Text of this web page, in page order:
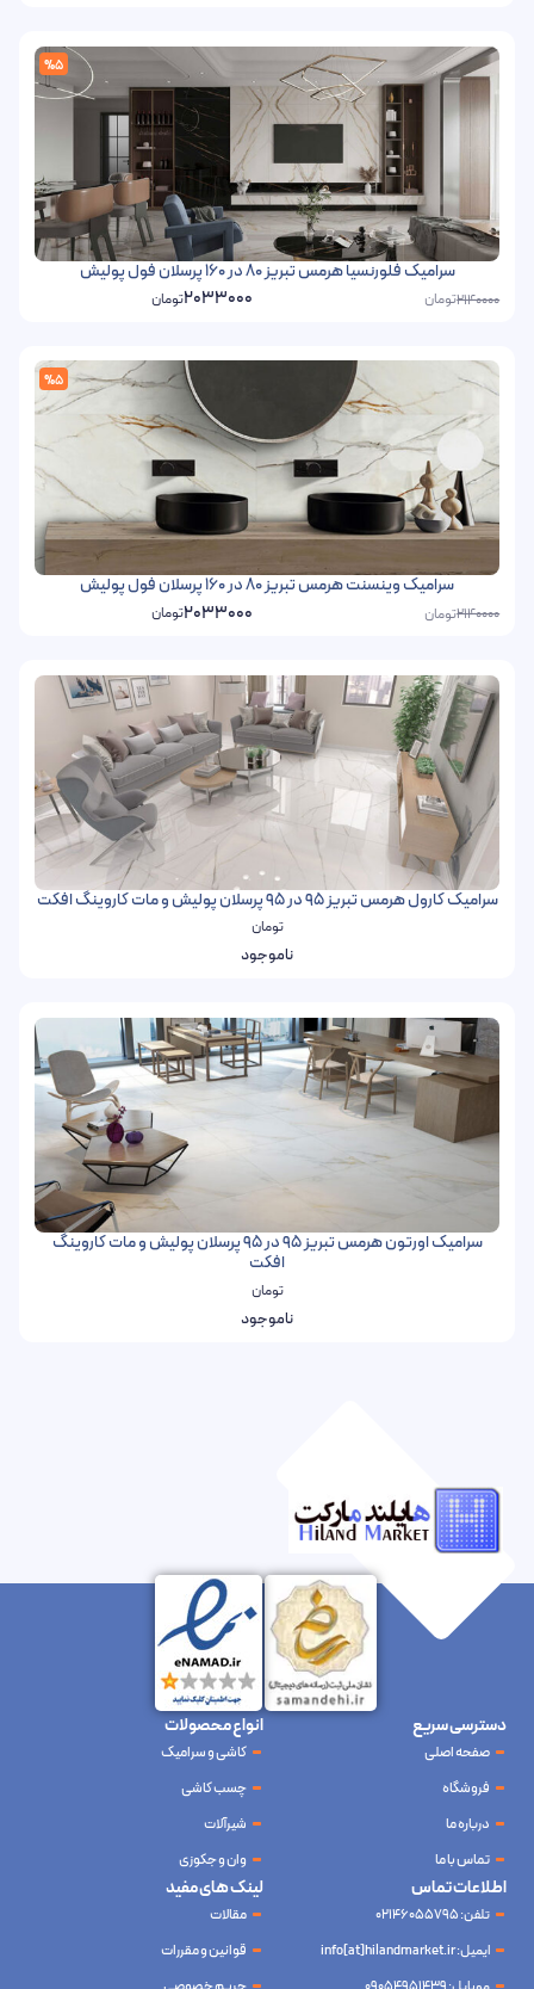
%5
سرامیک فلورنسیا هرمس تبریز 80 در 160 پرسلان فول پولیش
2140000تومان 2033000تومان
%5
سرامیک وینسنت هرمس تبریز 80 در 160 پرسلان فول پولیش
2140000تومان 2033000تومان
سرامیک کارول هرمس تبریز 95 در 95 پرسلان پولیش و مات کاروینگ افکت
تومان
ناموجود
سرامیک اورتون هرمس تبریز 95 در 95 پرسلان پولیش و مات کاروینگ
افکت
تومان
ناموجود
دسترسی سریع
صفحه اصلی
فروشگاه
درباره ما
تماس با ما
انواع محصولات
کاشی و سرامیک
چسب کاشی
شیرآلات
وان و جکوزی
لینک های مفید
مقالات
قوانین و مقررات
اطلاعات تماس
تلفن: 02146055795
ایمیل: info[at]hilandmarket.ir